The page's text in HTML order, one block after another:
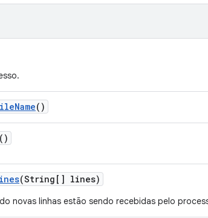
Name()
()
(String[] lines)
novas linhas estão sendo recebidas pelo